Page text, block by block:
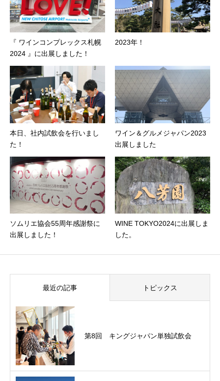
『 ワインコンプレックス札幌
2024 』に出展しました！
2023年！
本日、社内試飲会を行いまし
た！
ワイン＆グルメジャパン2023
出展しました
ソムリエ協会55周年感謝祭に
出展しました！
WINE TOKYO2024に出展しま
した。
最近の記事 トピックス
第8回 キングジャパン単独試飲会